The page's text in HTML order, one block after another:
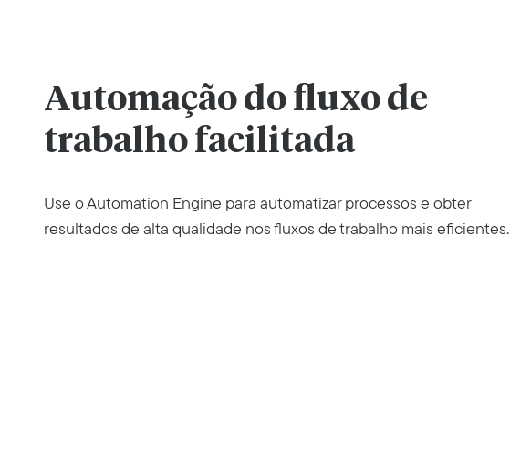
Automação do fluxo de
trabalho facilitada
Use o Automation Engine para automatizar processos e obter
resultados de alta qualidade nos fluxos de trabalho mais eficientes.